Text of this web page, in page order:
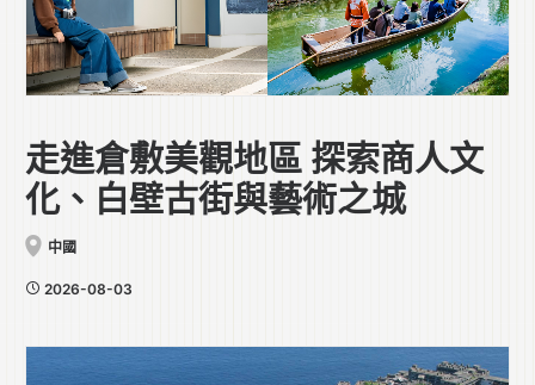
走進倉敷美觀地區 探索商人文
化、白壁古街與藝術之城
中國
2026-08-03